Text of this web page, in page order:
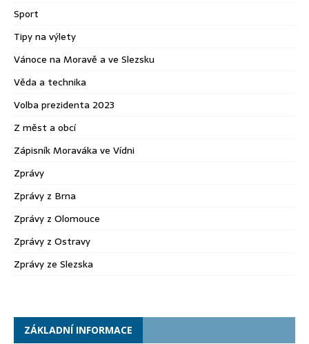
Sport
Tipy na výlety
Vánoce na Moravě a ve Slezsku
Věda a technika
Volba prezidenta 2023
Z měst a obcí
Zápisník Moraváka ve Vídni
Zprávy
Zprávy z Brna
Zprávy z Olomouce
Zprávy z Ostravy
Zprávy ze Slezska
ZÁKLADNÍ INFORMACE